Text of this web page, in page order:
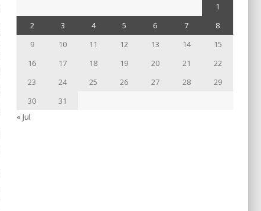
1
2
3 4 5 6 7
8
9
10 11 12 13 14
15
16
17 18 19 20 21
22
23
24 25 26 27 28
29
30
31
« Jul